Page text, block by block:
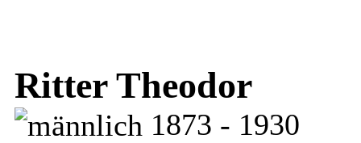
Ritter Theodor
1873 - 1930